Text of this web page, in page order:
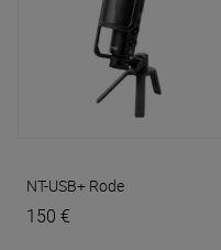
NT-USB+ Rode
150 €